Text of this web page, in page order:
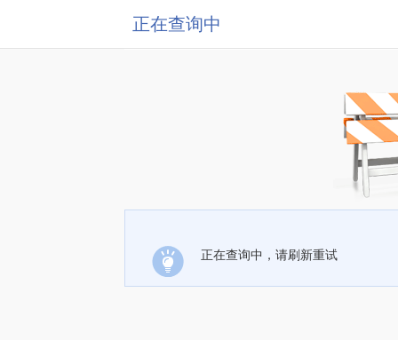
正在查询中
正在查询中，请刷新重试